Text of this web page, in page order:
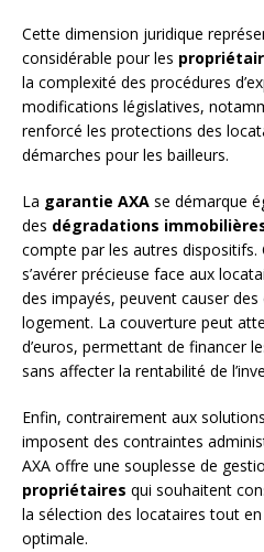
Cette dimension juridique
considérable pour les
la complexité des procédures
modifications législatives,
renforcé les protections des
démarches pour les bailleurs.
La garantie AXA se démarque
des dégradations
compte par les autres
s’avérer précieuse face aux
des impayés, peuvent causer
logement. La couverture peut
d’euros, permettant de financer
sans affecter la rentabilité de
Enfin, contrairement aux
imposent des contraintes
AXA offre une souplesse de
propriétaires qui souhaitent
la sélection des locataires tout
optimale.